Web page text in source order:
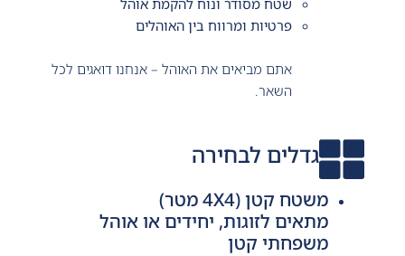
שטח מסודר ונוח להקמת אוהל
פרטיות ומרווח בין האוהלים
אתם מביאים את האוהל – אנחנו דואגים לכל
השאר.
גדלים לבחירה
משטח קטן (4X4 מטר)
מתאים לזוגות, יחידים או אוהל
משפחתי קטן